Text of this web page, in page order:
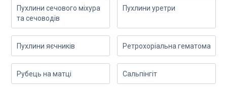
Пухлини сечового міхура
та сечоводів
Пухлини уретри
Пухлини яєчників Ретрохоріальна гематома
Рубець на матці Сальпінгіт